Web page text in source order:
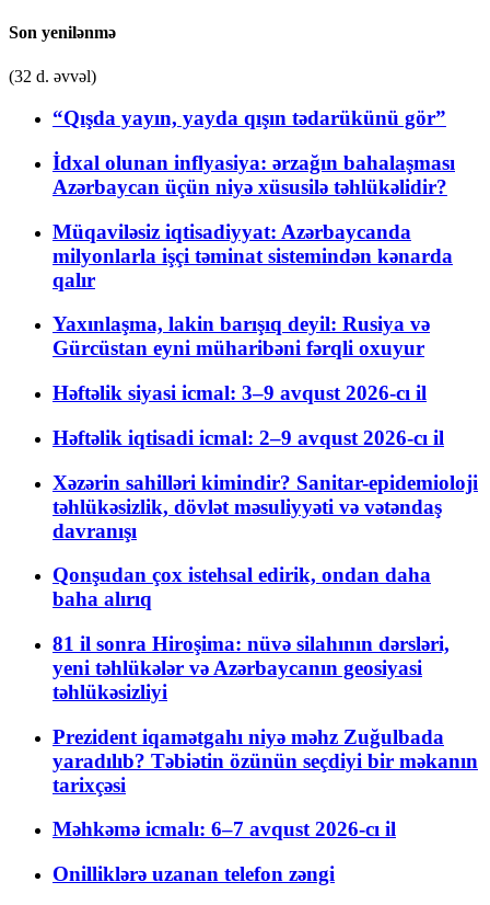
Son yenilənmə
(32 d. əvvəl)
“Qışda yayın, yayda qışın tədarükünü gör”
İdxal olunan inflyasiya: ərzağın bahalaşması
Azərbaycan üçün niyə xüsusilə təhlükəlidir?
Müqaviləsiz iqtisadiyyat: Azərbaycanda
milyonlarla işçi təminat sistemindən kənarda
qalır
Yaxınlaşma, lakin barışıq deyil: Rusiya və
Gürcüstan eyni müharibəni fərqli oxuyur
Həftəlik siyasi icmal: 3–9 avqust 2026-cı il
Həftəlik iqtisadi icmal: 2–9 avqust 2026-cı il
Xəzərin sahilləri kimindir? Sanitar-epidemioloji
təhlükəsizlik, dövlət məsuliyyəti və vətəndaş
davranışı
Qonşudan çox istehsal edirik, ondan daha
baha alırıq
81 il sonra Hiroşima: nüvə silahının dərsləri,
yeni təhlükələr və Azərbaycanın geosiyasi
təhlükəsizliyi
Prezident iqamətgahı niyə məhz Zuğulbada
yaradılıb? Təbiətin özünün seçdiyi bir məkanın
tarixçəsi
Məhkəmə icmalı: 6–7 avqust 2026-cı il
Onilliklərə uzanan telefon zəngi